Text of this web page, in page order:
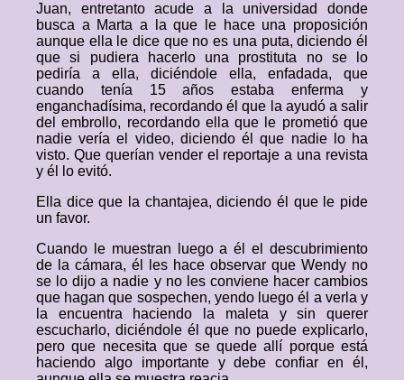
Juan, entretanto acude a la universidad donde
busca a Marta a la que le hace una proposición
aunque ella le dice que no es una puta, diciendo él
que si pudiera hacerlo una prostituta no se lo
pediría a ella, diciéndole ella, enfadada, que
cuando tenía 15 años estaba enferma y
enganchadísima, recordando él que la ayudó a salir
del embrollo, recordando ella que le prometió que
nadie vería el video, diciendo él que nadie lo ha
visto. Que querían vender el reportaje a una revista
y él lo evitó.
Ella dice que la chantajea, diciendo él que le pide
un favor.
Cuando le muestran luego a él el descubrimiento
de la cámara, él les hace observar que Wendy no
se lo dijo a nadie y no les conviene hacer cambios
que hagan que sospechen, yendo luego él a verla y
la encuentra haciendo la maleta y sin querer
escucharlo, diciéndole él que no puede explicarlo,
pero que necesita que se quede allí porque está
haciendo algo importante y debe confiar en él,